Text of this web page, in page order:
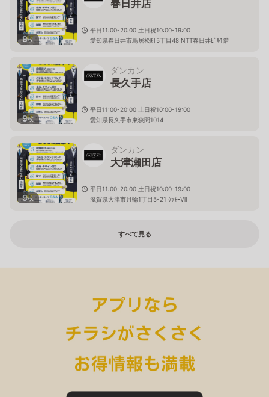
9枚
春日井店
平日11:00-20:00 土日祝10:00-19:00
愛知県春日井市鳥居松町5丁目48 NTT春日井ﾋﾞﾙ1階
9枚
ダンカン
長久手店
平日11:00-20:00 土日祝10:00-19:00
愛知県長久手市東狭間1014
9枚
ダンカン
大津瀬田店
平日11:00-20:00 土日祝10:00-19:00
滋賀県大津市月輪1丁目5-21 ｸｯｷｰⅦ
すべて見る